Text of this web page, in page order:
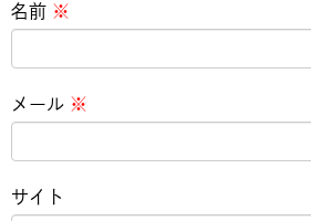
名前 ※
メール ※
サイト